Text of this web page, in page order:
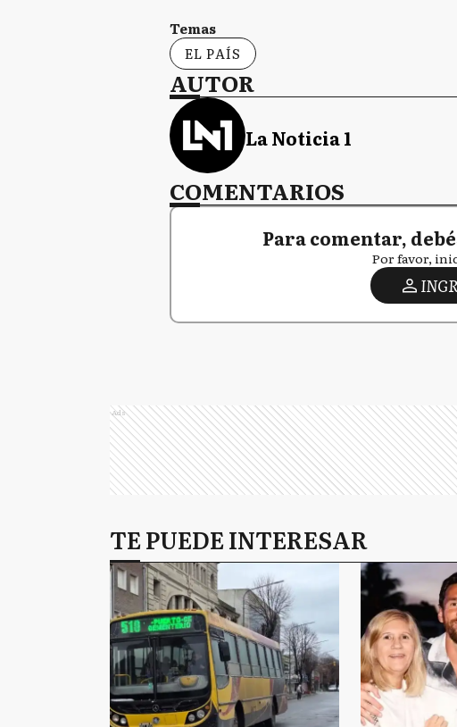
Temas
EL PAÍS
AUTOR
La Noticia 1
COMENTARIOS
Para comentar,
Por favor,
Ads
TE PUEDE INTERESAR